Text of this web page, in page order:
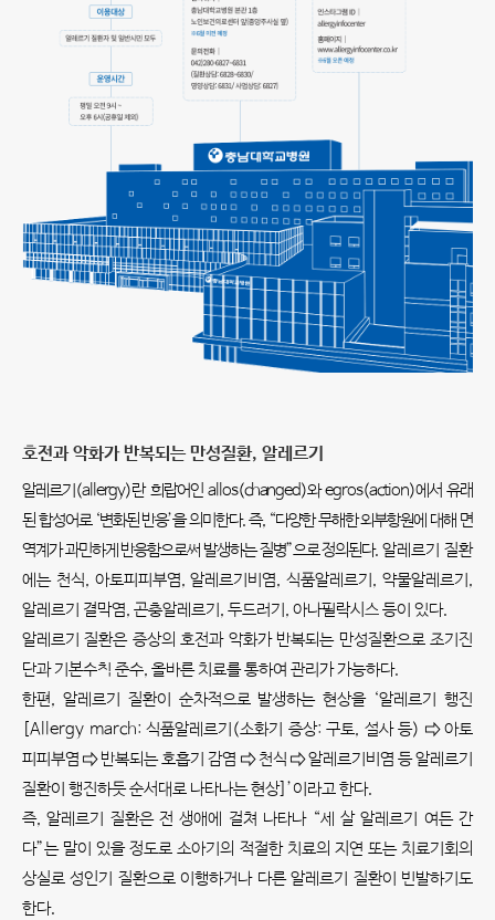
호전과 악화가 반복되는 만성질환, 알레르기
알레르기(allergy)란 희랍어인 allos(changed)와 egros(action)에서 유래
된 합성어로 ‘변화된 반응’을 의미한다. 즉, “다양한 무해한 외부항원에 대해 면
역계가 과민하게 반응함으로써 발생하는 질병”으로 정의된다. 알레르기 질환
에는 천식, 아토피피부염, 알레르기비염, 식품알레르기, 약물알레르기,
알레르기 결막염, 곤충알레르기, 두드러기, 아나필락시스 등이 있다.
알레르기 질환은 증상의 호전과 악화가 반복되는 만성질환으로 조기진
단과 기본수칙 준수, 올바른 치료를 통하여 관리가 가능하다.
한편, 알레르기 질환이 순차적으로 발생하는 현상을 ‘알레르기 행진
[Allergy march: 식품알레르기(소화기 증상: 구토, 설사 등) ⇨ 아토
피피부염 ⇨ 반복되는 호흡기 감염 ⇨ 천식 ⇨ 알레르기비염 등 알레르기
질환이 행진하듯 순서대로 나타나는 현상]’이라고 한다.
즉, 알레르기 질환은 전 생애에 걸쳐 나타나 “세 살 알레르기 여든 간
다”는 말이 있을 정도로 소아기의 적절한 치료의 지연 또는 치료기회의
상실로 성인기 질환으로 이행하거나 다른 알레르기 질환이 빈발하기도
한다.